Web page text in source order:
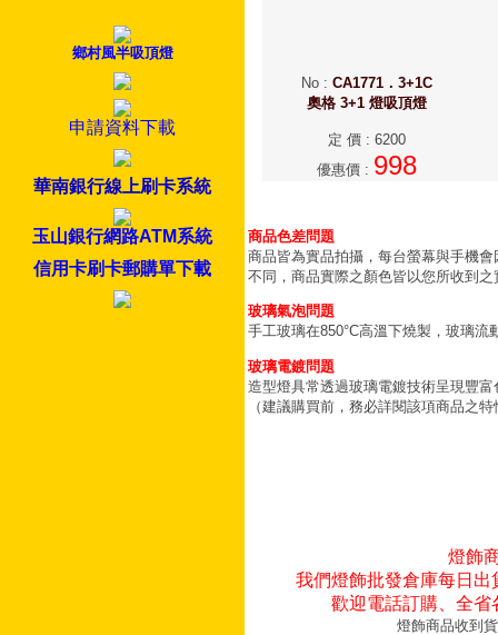
鄉村風半吸頂燈
申請資料下載
華南銀行線上刷卡系統
玉山銀行網路ATM系統
信用卡刷卡郵購單下載
No : CA1771．3+1C
奧格 3+1 燈吸頂燈
定 價 : 6200
優惠價 : 998
商品色差問題
商品皆為實品拍攝，每台螢幕與手機
不同，商品實際之顏色皆以您所收到之
玻璃氣泡問題
手工玻璃在850°C高溫下燒製，玻璃
玻璃電鍍問題
造型燈具常透過玻璃電鍍技術呈現豐
（建議購買前，務必詳閱該項商品之
燈飾
我們燈飾批發倉庫每日
歡迎電話訂購、全
燈飾商品收到